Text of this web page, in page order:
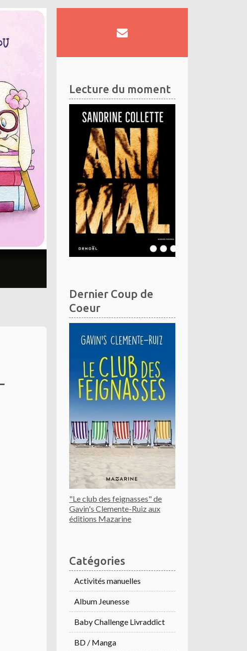
Lecture du moment
Dernier Coup de
Coeur
"Le club des feignasses" de
Gavin's Clemente-Ruiz aux
éditions Mazarine
Catégories
Activités manuelles
Album Jeunesse
Baby Challenge Livraddict
BD / Manga